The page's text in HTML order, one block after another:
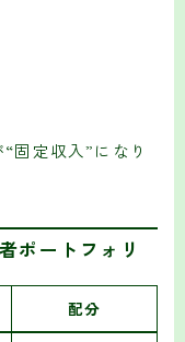
固定収入”になり
ポートフォリ
配分